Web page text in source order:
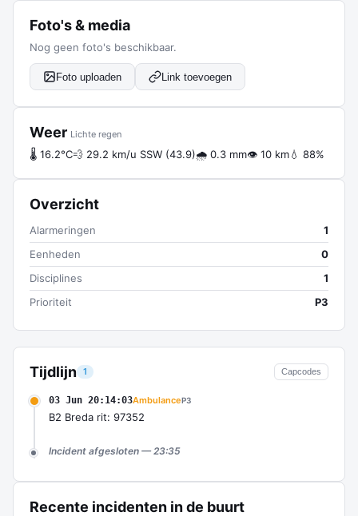
Tijdlijn 1 Capcodes
03 Jun 20:14:03AmbulanceP3
B2 Breda rit: 97352
Incident afgesloten — 23:35
Recente incidenten in de buurt
Foto's & media
Nog geen foto's beschikbaar.
Foto uploaden Link toevoegen
Weer Lichte regen
🌡 16.2°C💨 29.2 km/u SSW (43.9)🌧 0.3 mm👁 10 km💧 88%
Overzicht
Alarmeringen
1
Eenheden
0
Disciplines
1
Prioriteit
P3